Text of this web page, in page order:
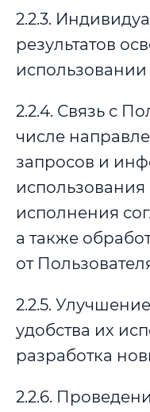
2.2.3.
результатов
2.2.4. Связь с
числе
запросов и
исполнения
а также
от
2.2.5.
удобства их
разработка
2.2.6.